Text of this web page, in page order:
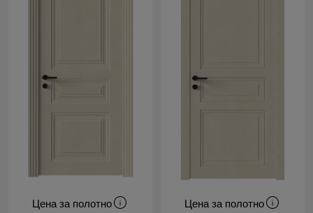
Цена за полотно Цена за полотно